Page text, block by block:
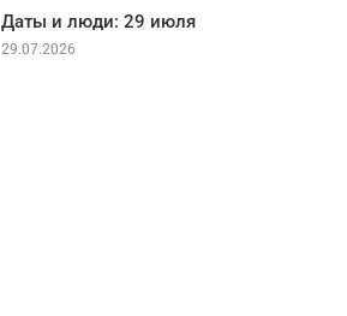
Даты и люди: 29 июля
29.07.2026